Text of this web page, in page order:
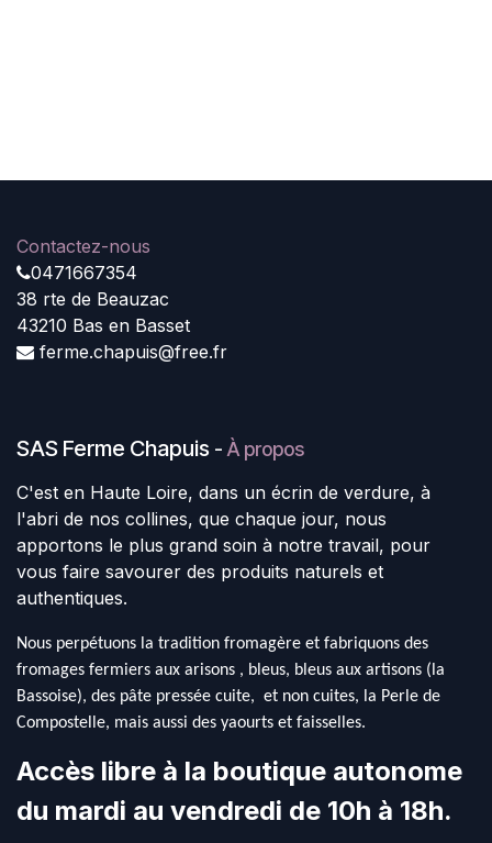
Contactez-nous
0471667354
38 rte de Beauzac
43210 Bas en Basset
ferme.chapuis@free.fr
SAS Ferme Chapuis - À propos
C'est en Haute Loire, dans un écrin de verdure, à
l'abri de nos collines, que chaque jour, nous
apportons le plus grand soin à notre travail, pour
vous faire savourer des produits naturels et
authentiques.
Nous perpétuons la tradition fromagère et fabriquons des
fromages fermiers aux arisons , bleus, bleus aux artisons (la
Bassoise), des pâte pressée cuite, et non cuites, la Perle de
Compostelle, mais aussi des yaourts et faisselles.
Accès libre à la boutique autonome
du mardi au vendredi de 10h à 18h.